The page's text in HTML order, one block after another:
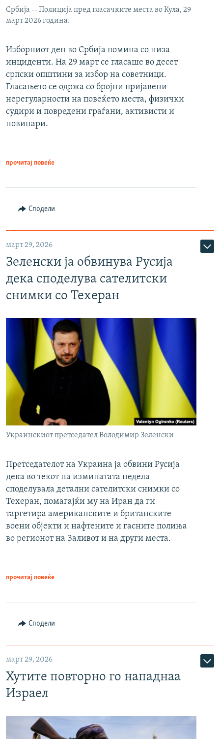
Србија -- Полиција пред гласачките места во Кула, 29
март 2026 година.
Изборниот ден во Србија помина со низа
инциденти. На 29 март се гласаше во десет
српски општини за избор на советници.
Гласањето се одржа со бројни пријавени
нерегуларности на повеќето места, физички
судири и повредени граѓани, активисти и
новинари.
прочитај повеќе
Сподели
март 29, 2026
Зеленски ја обвинува Русија
дека споделува сателитски
снимки со Техеран
Украинскиот претседател Володимир Зеленски
Претседателот на Украина ја обвини Русија
дека во текот на изминатата недела
споделувала детални сателитски снимки со
Техеран, помагајќи му на Иран да ги
таргетира американските и британските
воени објекти и нафтените и гасните полиња
во регионот на Заливот и на други места.
прочитај повеќе
Сподели
март 29, 2026
Хутите повторно го нападнаа
Израел